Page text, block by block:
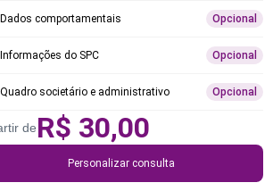
Dados comportamentais Opcional
Informações do SPC Opcional
Quadro societário e administrativo Opcional
deR$ 30,00
Personalizar consulta